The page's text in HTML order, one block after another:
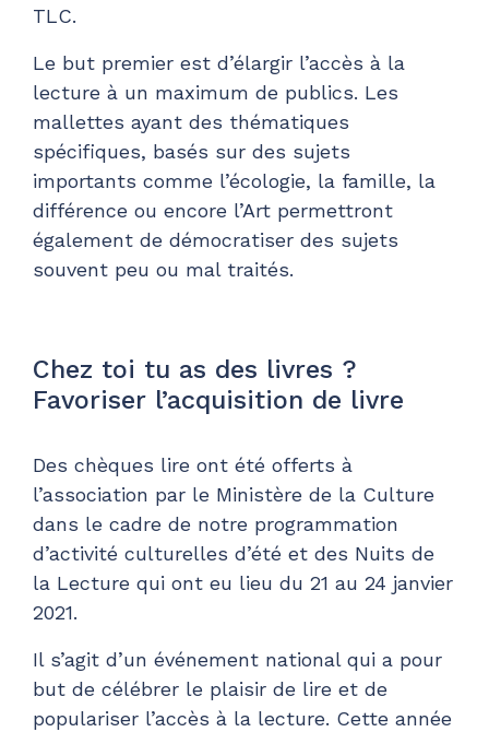
TLC.
Le but premier est d’élargir l’accès à la
lecture à un maximum de publics. Les
mallettes ayant des thématiques
spécifiques, basés sur des sujets
importants comme l’écologie, la famille, la
différence ou encore l’Art permettront
également de démocratiser des sujets
souvent peu ou mal traités.
Chez toi tu as des livres ?
Favoriser l’acquisition de livre
Des chèques lire ont été offerts à
l’association par le Ministère de la Culture
dans le cadre de notre programmation
d’activité culturelles d’été et des Nuits de
la Lecture qui ont eu lieu du 21 au 24 janvier
2021.
Il s’agit d’un événement national qui a pour
but de célébrer le plaisir de lire et de
populariser l’accès à la lecture. Cette année